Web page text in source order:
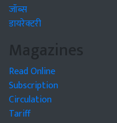
जॉब्स
डायरेक्टरी
Magazines
Read Online
Subscription
Circulation
Tariff